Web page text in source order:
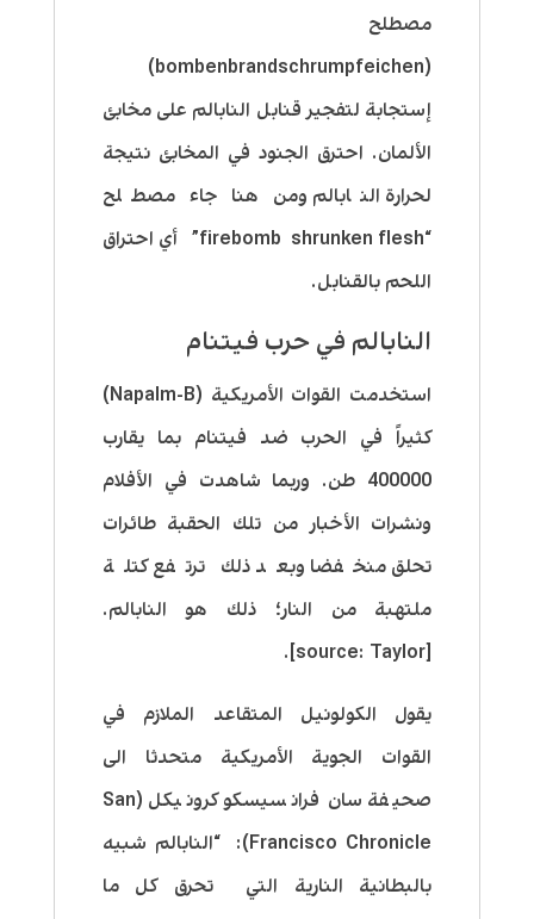
مصطلح
(bombenbrandschrumpfeichen)
إستجابة لتفجير قنابل النابالم على مخابئ
الألمان. احترق الجنود في المخابئ نتيجة
لحرارة النابالم ومن هنا جاء مصطلح
“firebomb shrunken flesh” أي احتراق
اللحم بالقنابل.
النابالم في حرب فيتنام
استخدمت القوات الأمريكية (Napalm-B)
كثيراً في الحرب ضد فيتنام بما يقارب
400000 طن. وربما شاهدت في الأفلام
ونشرات الأخبار من تلك الحقبة طائرات
تحلق منخفضا وبعد ذلك ترتفع كتلة
ملتهبة من النار؛ ذلك هو النابالم.
[source: Taylor].
يقول الكولونيل المتقاعد الملازم في
القوات الجوية الأمريكية متحدثا الى
صحيفة سان فرانسيسكو كرونيكل (San
Francisco Chronicle): “النابالم شبيه
بالبطانية النارية التي تحرق كل ما